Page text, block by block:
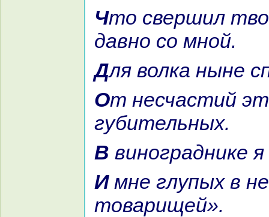
Что свершил твой вpaг уж
давно со мной.
Для волка ныне
От несчастий этих
губительных.
В виногpaднике
И мне глупых в нем нет
товарищей».